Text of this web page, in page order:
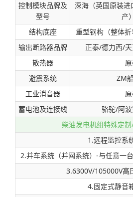
控制模块品牌及
型号
深海（英国原装进
产
结构底座
重型钢构（整体折
输出断路器品牌
正泰/德力西/
散热器
避震系统
ZM
工业消音器
蓄电池及连接线
骆驼/阿
柴油发电机组特殊定
1.远程监控系
2.并车系统（并网系统）-与任意一
3.6300V/105000V高
4.固定式静音